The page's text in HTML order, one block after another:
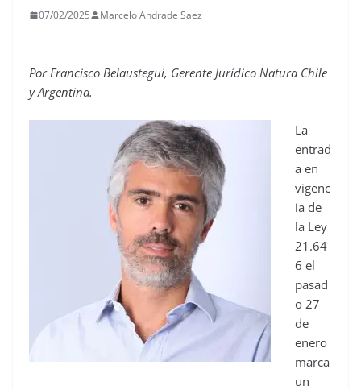
07/02/2025 Marcelo Andrade Saez
Por Francisco Belaustegui, Gerente Jurídico Natura Chile
y Argentina.
La
entrad
a en
vigenc
ia de
la Ley
21.64
6 el
pasad
o 27
de
enero
marca
un